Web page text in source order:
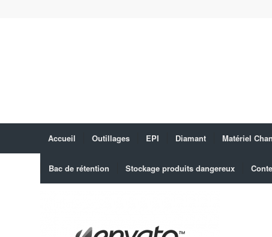
Accueil Outillages EPI Diamant Matériel
Bac de rétention Stockage produits dangereux